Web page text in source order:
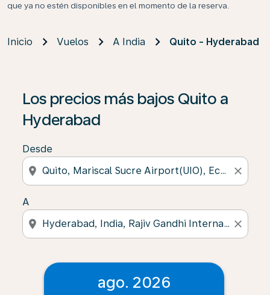
que ya no estén disponibles en el momento de la reserva.
Inicio Vuelos A India Quito - Hyderabad
Los precios más bajos Quito a
Hyderabad
Desde
location_on close
A
location_on close
ago. 2026